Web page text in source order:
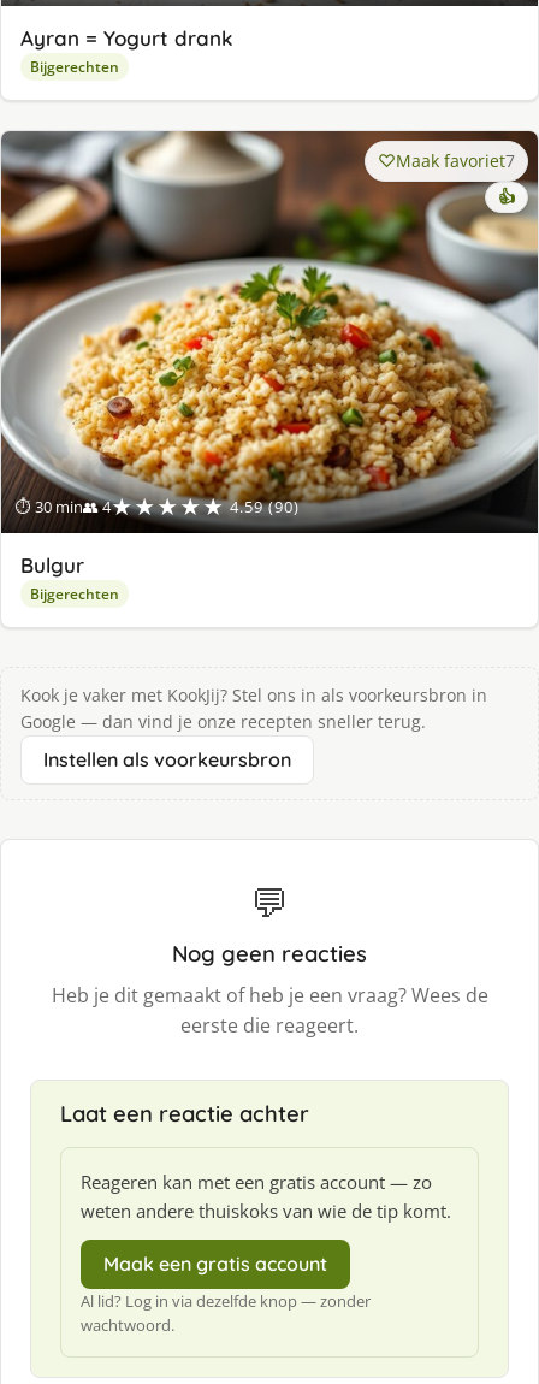
Ayran = Yogurt drank
Bijgerechten
⏱ 30 min👥 4★★★★★ 4.59 (90)
Maak favoriet7
👍
Bulgur
Bijgerechten
Kook je vaker met KookJij? Stel ons in als voorkeursbron in
Google — dan vind je onze recepten sneller terug.
Instellen als voorkeursbron
💬
Nog geen reacties
Heb je dit gemaakt of heb je een vraag? Wees de
eerste die reageert.
Laat een reactie achter
Reageren kan met een gratis account — zo
weten andere thuiskoks van wie de tip komt.
Maak een gratis account
Al lid? Log in via dezelfde knop — zonder
wachtwoord.